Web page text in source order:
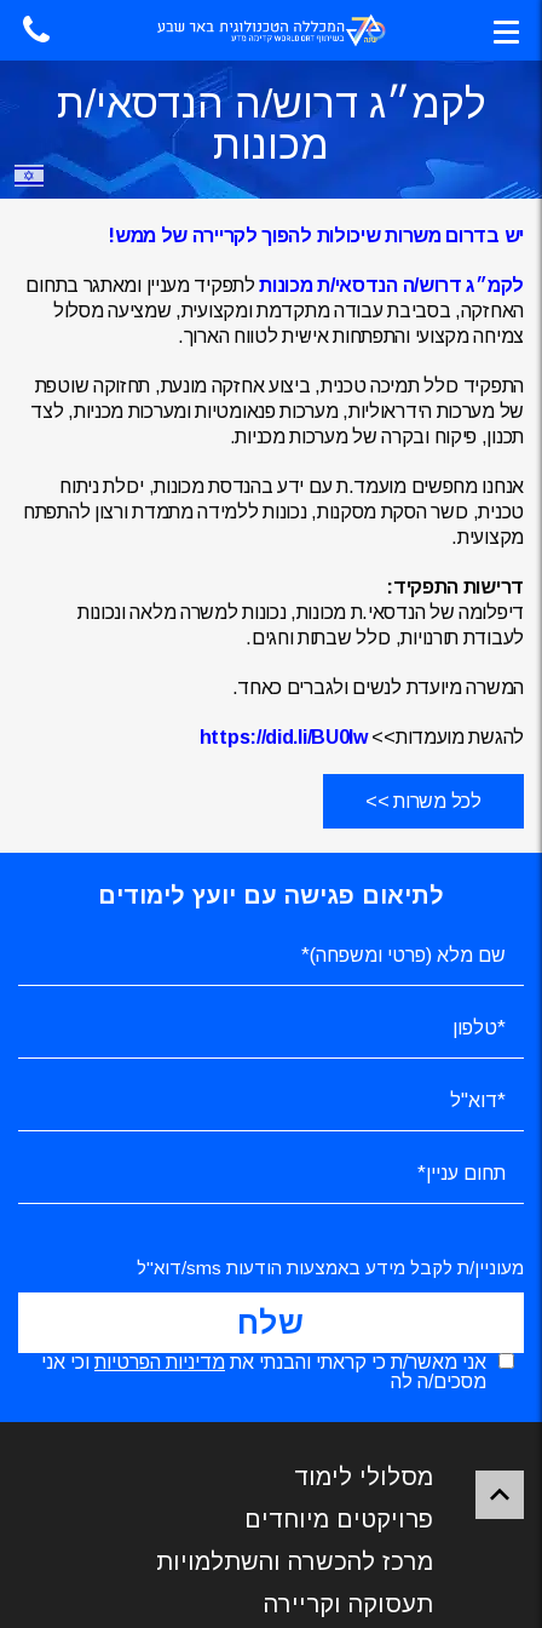
לקמ״ג דרוש/ה הנדסאי/ת
מכונות
יש בדרום משרות שיכולות להפוך לקריירה של ממש!
לקמ״ג דרוש/ה הנדסאי/ת מכונות לתפקיד מעניין ומאתגר בתחום
האחזקה, בסביבת עבודה מתקדמת ומקצועית, שמציעה מסלול
צמיחה מקצועי והתפתחות אישית לטווח הארוך.
התפקיד כולל תמיכה טכנית, ביצוע אחזקה מונעת, תחזוקה שוטפת
של מערכות הידראוליות, מערכות פנאומטיות ומערכות מכניות, לצד
תכנון, פיקוח ובקרה של מערכות מכניות.
אנחנו מחפשים מועמד.ת עם ידע בהנדסת מכונות, יכולת ניתוח
טכנית, כושר הסקת מסקנות, נכונות ללמידה מתמדת ורצון להתפתח
מקצועית.
דרישות התפקיד:
דיפלומה של הנדסאי.ת מכונות, נכונות למשרה מלאה ונכונות
לעבודת תורנויות, כולל שבתות וחגים.
המשרה מיועדת לנשים ולגברים כאחד.
להגשת מועמדות>>https://did.li/BU0Iw
לכל משרות >>
לתיאום פגישה עם יועץ לימודים
מעוניין/ת לקבל מידע באמצעות הודעות sms/דוא"ל
אני מאשר/ת כי קראתי והבנתי את מדיניות הפרטיות וכי אני
מסכים/ה לה
מסלולי לימוד
פרויקטים מיוחדים
מרכז להכשרה והשתלמויות
תעסוקה וקריירה